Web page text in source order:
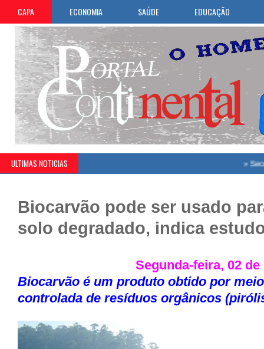
CAPA ECONOMIA SAÚDE EDUCAÇÃO
ULTIMAS NOTICIAS Secretaria
Biocarvão pode ser usado
solo degradado, indica
Segunda-feira, 02
Biocarvão é um produto obtido por
controlada de resíduos orgânicos